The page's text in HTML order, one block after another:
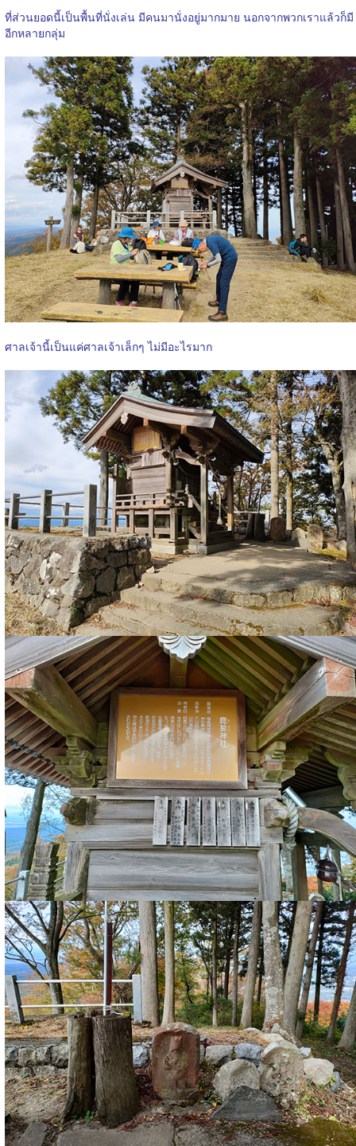
ที่ส่วนยอดนี้เป็นพื้นที่นั่งเล่น มีคนมานั่งอยู่มากมาย นอกจากพวกเราแล้วก็มี
อีกหลายกลุ่ม
ศาลเจ้านี้เป็นแค่ศาลเจ้าเล็กๆ ไม่มีอะไรมาก